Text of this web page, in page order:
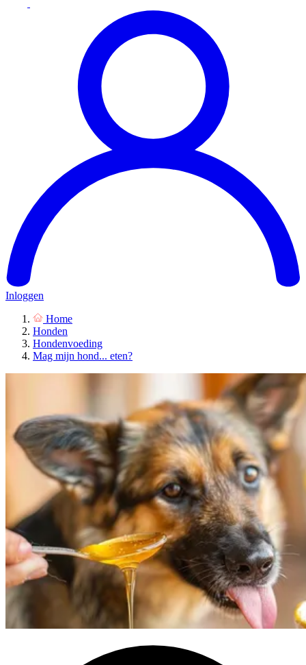
Inloggen
Home
Honden
Hondenvoeding
Mag mijn hond... eten?